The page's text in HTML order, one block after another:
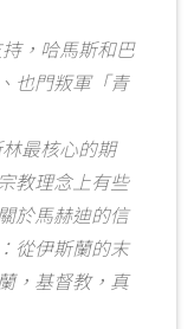
，哈馬斯和巴
也門叛軍「青
最核心的期
教理念上有些
於馬赫迪的信
從伊斯蘭的末
，基督教，真